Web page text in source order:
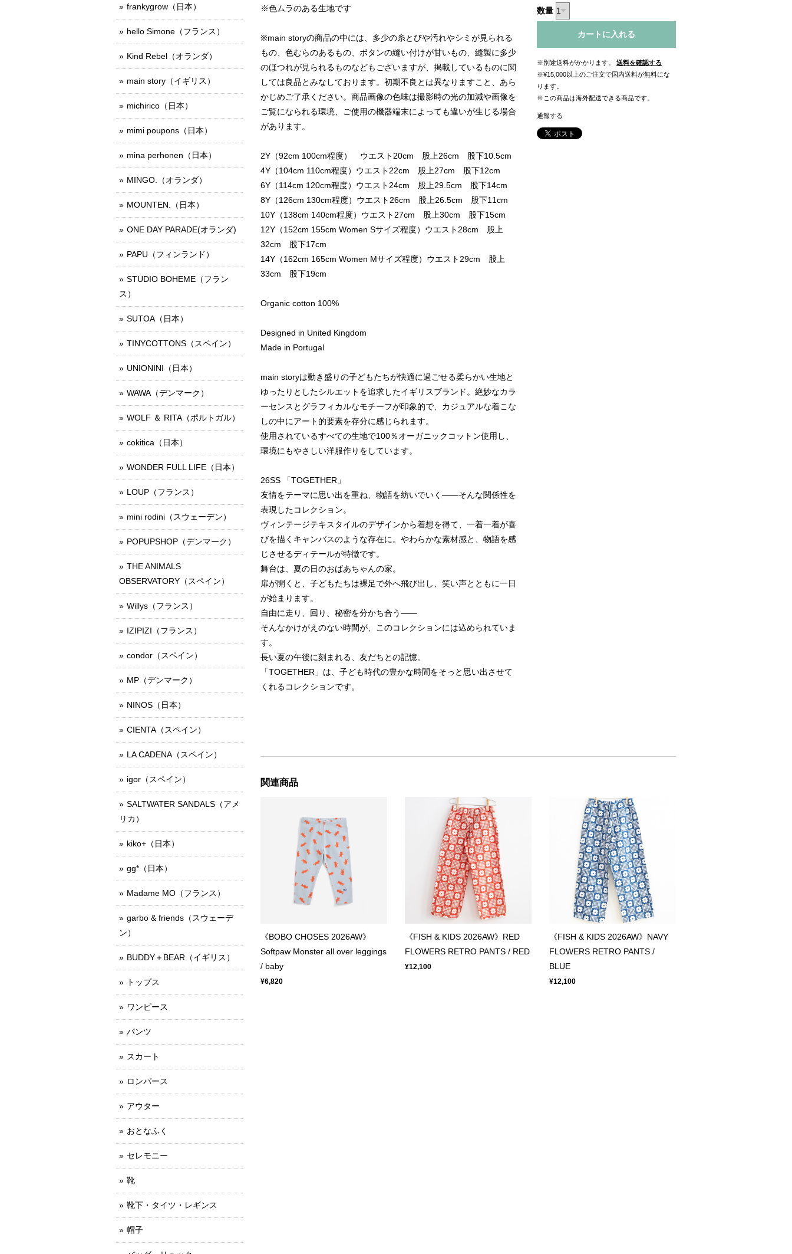
※色ムラのある生地です
※main storyの商品の中には、多少の糸とびや汚れやシミが見られる
もの、色むらのあるもの、ボタンの縫い付けが甘いもの、縫製に多少
のほつれが見られるものなどもございますが、掲載しているものに関
しては良品とみなしております。初期不良とは異なりますこと、あら
かじめご了承ください。商品画像の色味は撮影時の光の加減や画像を
ご覧になられる環境、ご使用の機器端末によっても違いが生じる場合
があります。
2Y（92cm 100cm程度） ウエスト20cm 股上26cm 股下10.5cm
4Y（104cm 110cm程度）ウエスト22cm 股上27cm 股下12cm
6Y（114cm 120cm程度）ウエスト24cm 股上29.5cm 股下14cm
8Y（126cm 130cm程度）ウエスト26cm 股上26.5cm 股下11cm
10Y（138cm 140cm程度）ウエスト27cm 股上30cm 股下15cm
12Y（152cm 155cm Women Sサイズ程度）ウエスト28cm 股上
32cm 股下17cm
14Y（162cm 165cm Women Mサイズ程度）ウエスト29cm 股上
33cm 股下19cm
Organic cotton 100%
Designed in United Kingdom
Made in Portugal
main storyは動き盛りの子どもたちが快適に過ごせる柔らかい生地と
ゆったりとしたシルエットを追求したイギリスブランド。絶妙なカラ
ーセンスとグラフィカルなモチーフが印象的で、カジュアルな着こな
しの中にアート的要素を存分に感じられます。
使用されているすべての生地で100％オーガニックコットン使用し、
環境にもやさしい洋服作りをしています。
26SS 「TOGETHER」
友情をテーマに思い出を重ね、物語を紡いでいく――そんな関係性を
表現したコレクション。
ヴィンテージテキスタイルのデザインから着想を得て、一着一着が喜
びを描くキャンバスのような存在に。やわらかな素材感と、物語を感
じさせるディテールが特徴です。
舞台は、夏の日のおばあちゃんの家。
扉が開くと、子どもたちは裸足で外へ飛び出し、笑い声とともに一日
が始まります。
自由に走り、回り、秘密を分かち合う――
そんなかけがえのない時間が、このコレクションには込められていま
す。
長い夏の午後に刻まれる、友だちとの記憶。
「TOGETHER」は、子ども時代の豊かな時間をそっと思い出させて
くれるコレクションです。
数量
カートに入れる
※別途送料がかかります。
送料を確認する
※¥15,000以上のご注文で国内送料が無料にな
ります。
※この商品は海外配送できる商品です。
通報する
関連商品
《BOBO CHOSES 2026AW》
Softpaw Monster all over leggings
/ baby
¥6,820
《FISH & KIDS 2026AW》RED
FLOWERS RETRO PANTS / RED
¥12,100
《FISH & KIDS 2026AW》NAVY
FLOWERS RETRO PANTS /
BLUE
¥12,100
frankygrow（日本）
hello Simone（フランス）
Kind Rebel（オランダ）
main story（イギリス）
michirico（日本）
mimi poupons（日本）
mina perhonen（日本）
MINGO.（オランダ）
MOUNTEN.（日本）
ONE DAY PARADE(オランダ)
PAPU（フィンランド）
STUDIO BOHEME（フラン
ス）
SUTOA（日本）
TINYCOTTONS（スペイン）
UNIONINI（日本）
WAWA（デンマーク）
WOLF ＆ RITA（ポルトガル）
cokitica（日本）
WONDER FULL LIFE（日本）
LOUP（フランス）
mini rodini（スウェーデン）
POPUPSHOP（デンマーク）
THE ANIMALS
OBSERVATORY（スペイン）
Willys（フランス）
IZIPIZI（フランス）
condor（スペイン）
MP（デンマーク）
NINOS（日本）
CIENTA（スペイン）
LA CADENA（スペイン）
igor（スペイン）
SALTWATER SANDALS（アメ
リカ）
kiko+（日本）
gg*（日本）
Madame MO（フランス）
garbo & friends（スウェーデ
ン）
BUDDY＋BEAR（イギリス）
トップス
ワンピース
パンツ
スカート
ロンパース
アウター
おとなふく
セレモニー
靴
靴下・タイツ・レギンス
帽子